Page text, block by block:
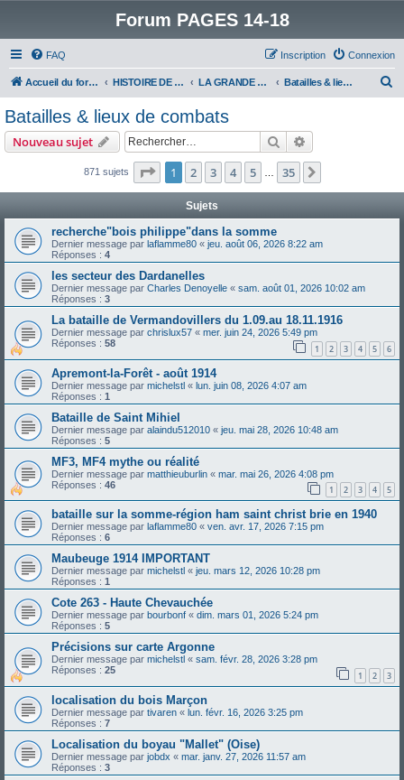
Forum PAGES 14-18
FAQ Connexion
Inscription
Accueil du forum HISTOIRE DE LA GRANDE GUERRE LA GRANDE GUERRE Batailles & lieux de combats
Batailles & lieux de combats
Nouveau sujet Rechercher
871 sujets Page 1sur35
1 2 3 4 5 35
Sujets
recherche"bois philippe"dans la somme
Dernier message par laflamme80 « jeu. août 06, 2026 8:22 am
Réponses : 4
les secteur des Dardanelles
Dernier message par Charles Denoyelle « sam. août 01, 2026 10:02 am
Réponses : 3
La bataille de Vermandovillers du 1.09.au 18.11.1916
Dernier message par chrislux57 « mer. juin 24, 2026 5:49 pm
Réponses : 58 1 2 3 4 5 6
Apremont-la-Forêt - août 1914
Dernier message par michelstl « lun. juin 08, 2026 4:07 am
Réponses : 1
Bataille de Saint Mihiel
Dernier message par alaindu512010 « jeu. mai 28, 2026 10:48 am
Réponses : 5
MF3, MF4 mythe ou réalité
Dernier message par matthieuburlin « mar. mai 26, 2026 4:08 pm
Réponses : 46 1 2 3 4 5
bataille sur la somme-région ham saint christ brie en 1940
Dernier message par laflamme80 « ven. avr. 17, 2026 7:15 pm
Réponses : 6
Maubeuge 1914 IMPORTANT
Dernier message par michelstl « jeu. mars 12, 2026 10:28 pm
Réponses : 1
Cote 263 - Haute Chevauchée
Dernier message par bourbonf « dim. mars 01, 2026 5:24 pm
Réponses : 5
Précisions sur carte Argonne
Dernier message par michelstl « sam. févr. 28, 2026 3:28 pm
Réponses : 25 1 2 3
localisation du bois Marçon
Dernier message par tivaren « lun. févr. 16, 2026 3:25 pm
Réponses : 7
Localisation du boyau "Mallet" (Oise)
Dernier message par jobdx « mar. janv. 27, 2026 11:57 am
Réponses : 3